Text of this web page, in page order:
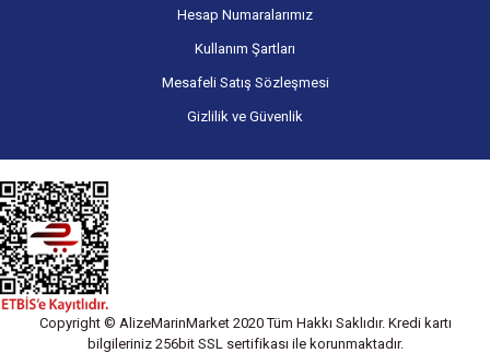
Hesap Numaralarımız
Kullanım Şartları
Mesafeli Satış Sözleşmesi
Gizlilik ve Güvenlik
Copyright © AlizeMarinMarket 2020 Tüm Hakkı Saklıdır. Kredi kartı
bilgileriniz 256bit SSL sertifikası ile korunmaktadır.